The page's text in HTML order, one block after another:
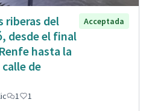
riberas del
desde el final
hasta la
de
Acceptada
1 1